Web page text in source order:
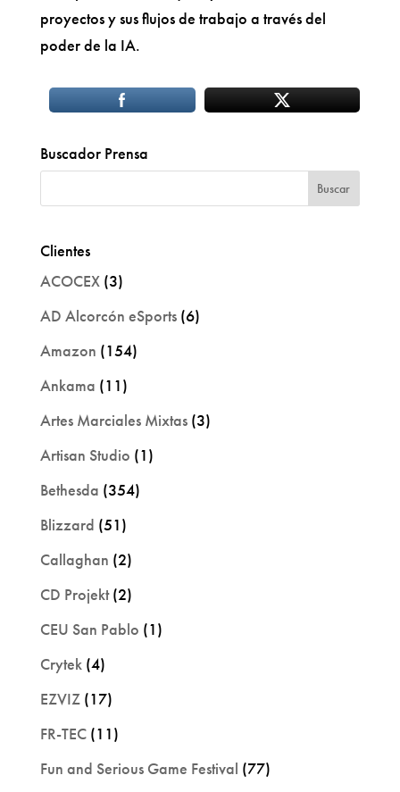
proyectos y sus flujos de trabajo a través del
poder de la IA.
Buscador Prensa
Clientes
ACOCEX(3)
AD Alcorcón eSports(6)
Amazon (154)
Ankama (11)
Artes Marciales Mixtas(3)
Artisan Studio (1)
Bethesda (354)
Blizzard (51)
Callaghan (2)
CD Projekt(2)
CEU San Pablo (1)
Crytek(4)
EZVIZ(17)
FR-TEC(11)
Fun and Serious Game Festival (77)